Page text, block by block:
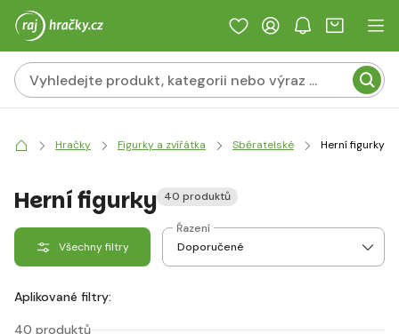
Hračky Figurky a zvířátka Sběratelské Herní figurky
Herní figurky 40 produktů
Všechny filtry
Řazení
Aplikované filtry:
40 produktů